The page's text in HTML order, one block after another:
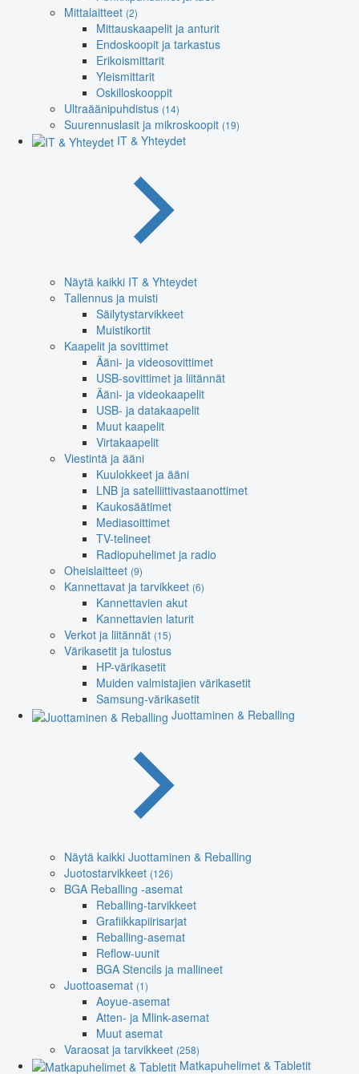
Mittalaitteet (2)
Mittauskaapelit ja anturit
Endoskoopit ja tarkastus
Erikoismittarit
Yleismittarit
Oskilloskooppit
Ultraäänipuhdistus (14)
Suurennuslasit ja mikroskoopit (19)
IT & Yhteydet
Näytä kaikki IT & Yhteydet
Tallennus ja muisti
Säilytystarvikkeet
Muistikortit
Kaapelit ja sovittimet
Ääni- ja videosovittimet
USB-sovittimet ja liitännät
Ääni- ja videokaapelit
USB- ja datakaapelit
Muut kaapelit
Virtakaapelit
Viestintä ja ääni
Kuulokkeet ja ääni
LNB ja satelliittivastaanottimet
Kaukosäätimet
Mediasoittimet
TV-telineet
Radiopuhelimet ja radio
Oheislaitteet (9)
Kannettavat ja tarvikkeet (6)
Kannettavien akut
Kannettavien laturit
Verkot ja liitännät (15)
Värikasetit ja tulostus
HP-värikasetit
Muiden valmistajien värikasetit
Samsung-värikasetit
Juottaminen & Reballing
Näytä kaikki Juottaminen & Reballing
Juotostarvikkeet (126)
BGA Reballing -asemat
Reballing-tarvikkeet
Grafiikkapiirisarjat
Reballing-asemat
Reflow-uunit
BGA Stencils ja mallineet
Juottoasemat (1)
Aoyue-asemat
Atten- ja Mlink-asemat
Muut asemat
Varaosat ja tarvikkeet (258)
Matkapuhelimet & Tabletit